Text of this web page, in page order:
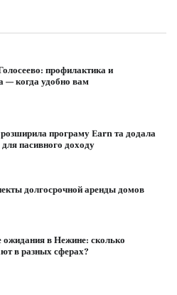
профилактика и
— когда удобно вам
програму Earn та додала
пасивного доходу
долгосрочной аренды домов
ожидания в Нежине: сколько
в разных сферах?